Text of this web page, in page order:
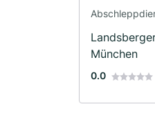
München
0.0